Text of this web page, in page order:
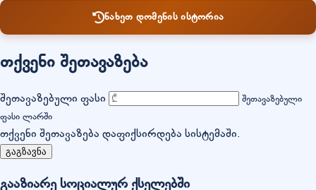
ნახეთ დომენის ისტორია
თქვენი შეთავაზება
შეთავაზებული ფასი
შეთავაზებული
ფასი ლარში
თქვენი შეთავაზება დაფიქსირდება სისტემაში.
გაგზავნა
გააზიარე სოციალურ ქსელებში